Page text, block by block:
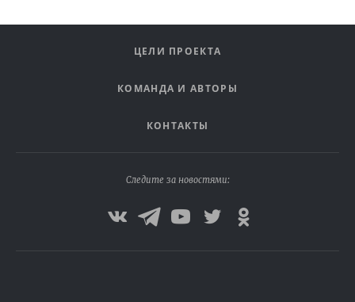
ЦЕЛИ ПРОЕКТА
КОМАНДА И АВТОРЫ
КОНТАКТЫ
Следите за новостями: